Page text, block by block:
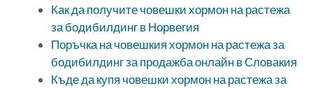
Как да получите човешки хормон на растежа
за бодибилдинг в Норвегия
Поръчка на човешкия хормон на растежа за
бодибилдинг за продажба онлайн в Словакия
Къде да купя човешки хормон на растежа за